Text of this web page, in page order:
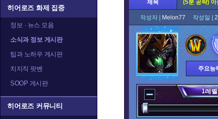
히어로즈 화제 집중
정보 · 뉴스 모음
소식과 정보 게시판
팁과 노하우 게시판
치지직 팟벤
SOOP 게시판
히어로즈 커뮤니티
제목 (5분 공략) 아
작성자 | Melon77 작성일 |
주요능
1레벨